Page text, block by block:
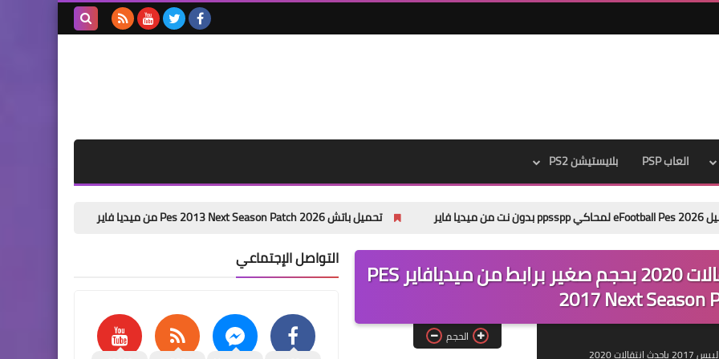
العاب PSP بلايستيشن PS2
تحميل باتش Pes 2013 Next Season Patch 2026 من ميديا فاير باتش تحويل بيس 6 الى بيس 2026 من ميديا فاير pes 6 next season patch 2026
باتش نيكست سيزون بيس 2017 انتقالات 2020 بحجم صغير برابط من ميديافاير PES
2017 Next Season
انتقالات 2020
الحجم
التواصل الإجتماعي